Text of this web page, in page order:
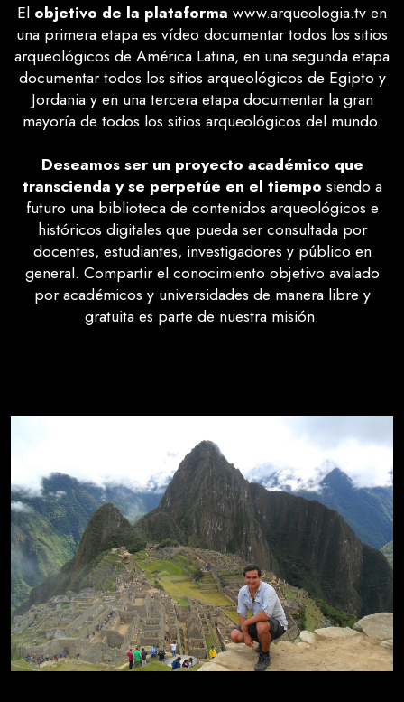
El objetivo de la plataforma www.arqueologia.tv en
una primera etapa es vídeo documentar todos los sitios
arqueológicos de América Latina, en una segunda etapa
documentar todos los sitios arqueológicos de Egipto y
Jordania y en una tercera etapa documentar la gran
mayoría de todos los sitios arqueológicos del mundo.
Deseamos ser un proyecto académico que
transcienda y se perpetúe en el tiempo siendo a
futuro una biblioteca de contenidos arqueológicos e
históricos digitales que pueda ser consultada por
docentes, estudiantes, investigadores y público en
general. Compartir el conocimiento objetivo avalado
por académicos y universidades de manera libre y
gratuita es parte de nuestra misión.